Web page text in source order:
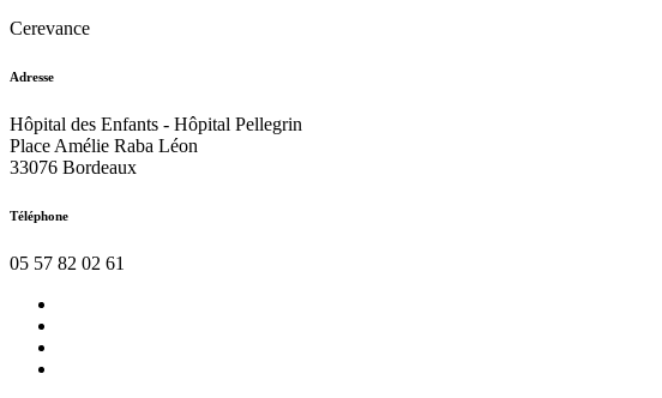
Cerevance
Adresse
Hôpital des Enfants - Hôpital Pellegrin
Place Amélie Raba Léon
33076 Bordeaux
Téléphone
05 57 82 02 61